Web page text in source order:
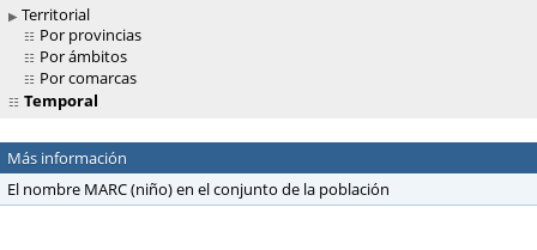
Territorial
Por provincias
Por ámbitos
Por comarcas
Temporal
Más información
El nombre MARC (niño) en el conjunto de la población